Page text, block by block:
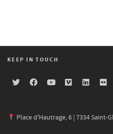
KEEP IN TOUCH
Place d'Hautrage, 6 | 7334 Saint-